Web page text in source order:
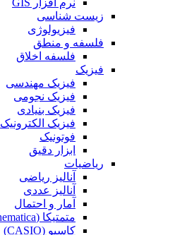
زیست شناسی
فیزیولوژی
فلسفه و منطق
فلسفه اخلاق
فیزیک
فیزیک مهندسی
فیزیک نجومی
فیزیک بنیادی
فیزیک الکترونیک
فوتونیک
ابزار دقیق
ریاضیات
آنالیز ریاضی
آنالیز عددی
آمار و احتمال
متمتیکا (Mathematica)
کاسیو (CASIO)